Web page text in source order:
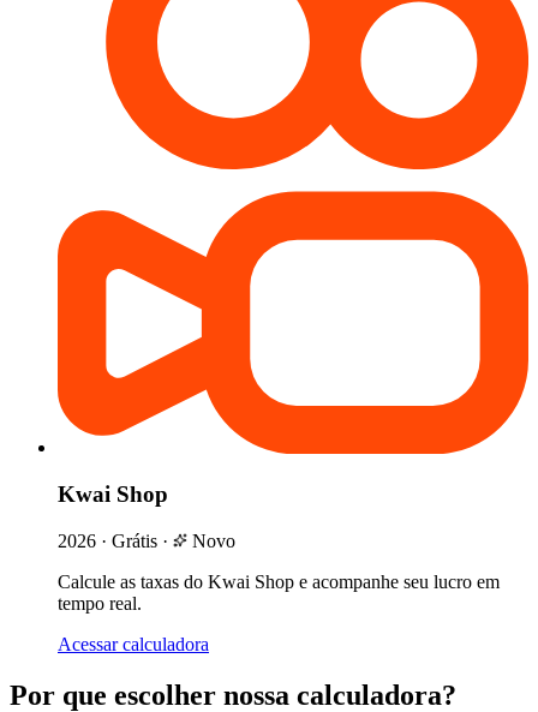
Kwai Shop
2026 · Grátis ·
Novo
Calcule as taxas do Kwai Shop e acompanhe seu lucro em
tempo real.
Acessar calculadora
Por que escolher nossa calculadora?